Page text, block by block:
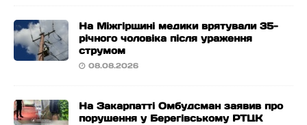
На Міжгірщині медики врятували 35-
річного чоловіка після ураження
струмом
08.08.2026
На Закарпатті Омбудсман заявив про
порушення у Берегівському РТЦК